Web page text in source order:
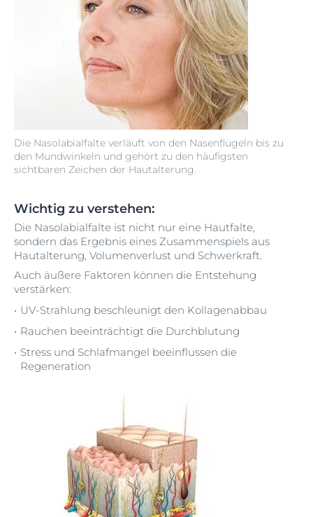
Die Nasolabialfalte verläuft von den Nasenflügeln bis zu
den Mundwinkeln und gehört zu den häufigsten
sichtbaren Zeichen der Hautalterung.
Wichtig zu verstehen:
Die Nasolabialfalte ist nicht nur eine Hautfalte,
sondern das Ergebnis eines Zusammenspiels aus
Hautalterung, Volumenverlust und Schwerkraft.
Auch äußere Faktoren können die Entstehung
verstärken:
UV-Strahlung beschleunigt den Kollagenabbau
Rauchen beeinträchtigt die Durchblutung
Stress und Schlafmangel beeinflussen die
Regeneration